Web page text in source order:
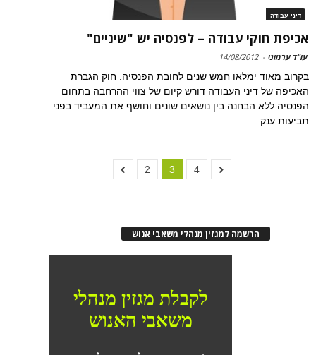
דיני עבודה
אכיפת חוקי עבודה – לפנסיה יש "שיניים"
עו"ד ערמוני -
14/08/2012
בקרוב מאוד ימלאו חמש שנים לחובת הפנסיה. חוק הגברת
האכיפה של דיני העבודה דורש קיום של צווי ההרחבה בתחום
הפנסיה ללא הבחנה בין נושאים שונים וחושף את המעביד בפני
תביעות ענק
2 3 4
הרשמה למגזין מנהלי משאבי אנוש